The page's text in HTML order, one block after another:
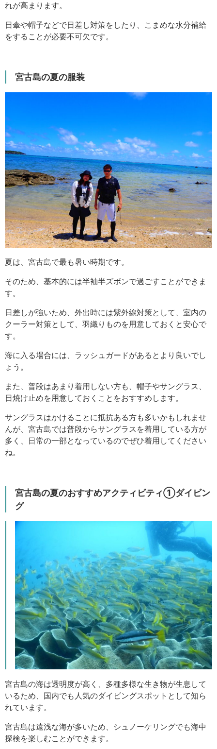
れが高まります。
日傘や帽子などで日差し対策をしたり、こまめな水分補給
をすることが必要不可欠です。
宮古島の夏の服装
夏は、宮古島で最も暑い時期です。
そのため、基本的には半袖半ズボンで過ごすことができま
す。
日差しが強いため、外出時には紫外線対策として、室内の
クーラー対策として、羽織りものを用意しておくと安心で
す。
海に入る場合には、ラッシュガードがあるとより良いでし
ょう。
また、普段はあまり着用しない方も、帽子やサングラス、
日焼け止めを用意しておくことをおすすめします。
サングラスはかけることに抵抗ある方も多いかもしれませ
んが、宮古島では普段からサングラスを着用している方が
多く、日常の一部となっているのでぜひ着用してください
ね。
宮古島の夏のおすすめアクティビティ①ダイビン
グ
宮古島の海は透明度が高く、多種多様な生き物が生息して
いるため、国内でも人気のダイビングスポットとして知ら
れています。
宮古島は遠浅な海が多いため、シュノーケリングでも海中
探検を楽しむことができます。